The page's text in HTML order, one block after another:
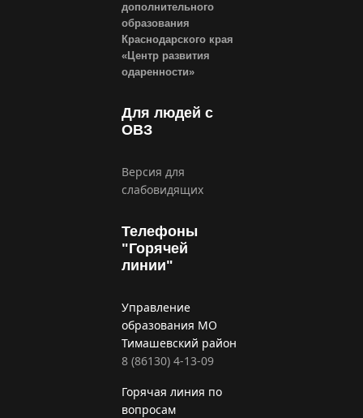
дополнительного
образования
Краснодарского края
«Центр развития
одаренности»
Для людей с
ОВЗ
Версия для
слабовидящих
Телефоны
"Горячей
линии"
Управление
образования МО
Тимашевский район
8 (86130) 4-13-09
Горячая линия по
вопросам